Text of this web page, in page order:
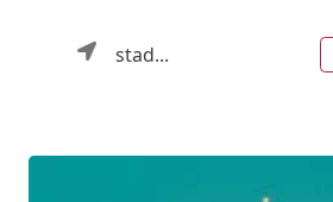
stad...